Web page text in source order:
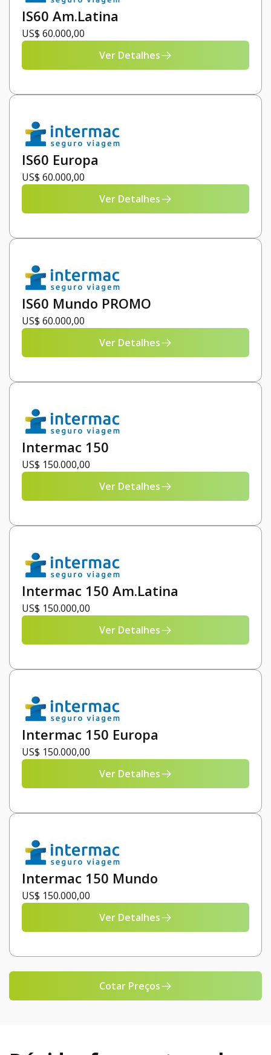
IS60 Am.Latina
US$ 60.000,00
Ver Detalhes
IS60 Europa
US$ 60.000,00
Ver Detalhes
IS60 Mundo PROMO
US$ 60.000,00
Ver Detalhes
Intermac 150
US$ 150.000,00
Ver Detalhes
Intermac 150 Am.Latina
US$ 150.000,00
Ver Detalhes
Intermac 150 Europa
US$ 150.000,00
Ver Detalhes
Intermac 150 Mundo
US$ 150.000,00
Ver Detalhes
Cotar Preços